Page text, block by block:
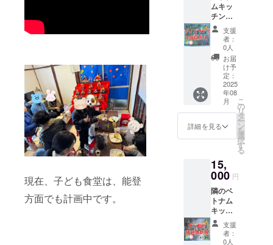
現在、子ども食堂は、能登
方面でも計画中です。
名前を
頂けれ
ば、チ
ケット
の横に
お名前
を書い
ておき
ます。
ス 中学
生１人
と小学
生１人
のケー
ス 高校
生１人
のケー
分も３
頂くこ
とが出
ケット
６枚
で、大
人１人
と子ど
も３人
が利用
できま
ワイト
ボード
に貼っ
て、 そ
のチ
ケット
で子ど
もたち
に食事
を提供
するこ
来ま
す。 ホ
に貼れ
ば 小学
生３人
のケー
ス 中学
生１人
と小学
生１人
枚、
WELWE
L販促ス
テッ
カー１
枚、
バッチ
１個、
エコ
バッグ
１個を
送りま
す。 ※
（3Dグ
リー
グカー
ド）は
選べま
せん。
※ ポロ
シャツ
ムキッ
チン側
のデジ
タルサ
イネー
ジにて
ディス
プレイ
広告を
流しま
す。
データ
拡張子
は
て、３
分以内
の映像
を作成
し、共
有して
くださ
い。 共
有の方
支援
者：
0人
お届
け予
定：
2025
年08
月
詳細を見る
こ
の
リ
タ
ー
ン
を
選
択
す
る
15,
000 円
隣のベ
トナム
キッチ
ンで、
お一人
様、食
支援
者：
0人